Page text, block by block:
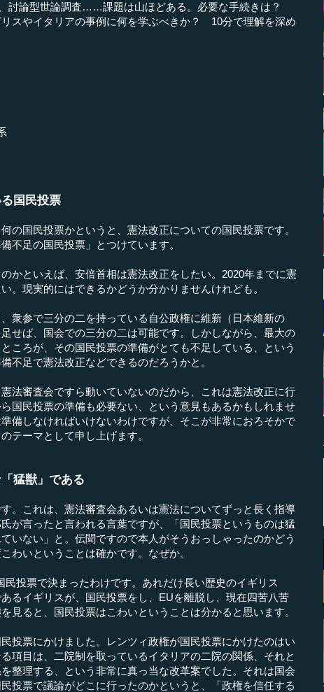
討論型世論調査……課題は山ほどある。必要な手続きは？
スやイタリアの事例に何を学ぶべきか？ 10分で理解を深め
国民投票
の国民投票かというと、憲法改正についての国民投票です。
不足の国民投票」とつけています。
かといえば、安倍首相は憲法改正をしたい。2020年までに憲
。現実的にはできるかどうか分かりませんけれども。
衆参で三分の二を持っている自公政権に維新（日本維新の
せば、国会での三分の二は可能です。しかしながら、最大の
ころが、その国民投票の準備がとても不足している、という
不足で憲法改正などできるのだろうかと。
法審査会ですら動いていないのだから、これは憲法改正に行
国民投票の準備も必要ない、という意見もあるかもしれませ
備しなければいけないわけですが、そこが非常におろそかで
テーマとして申し上げます。
猛獣」である
。これは、憲法審査会あるいは憲法についてずっと長く指導
が言ったと言われる言葉ですが、「国民投票というものは猛
いない」と。伝聞ですので本人がそうおっしゃったのかどう
わいということは確かです。なぜか。
投票で決まったわけです。あれだけ長い歴史のイギリス
るイギリスが、国民投票をし、EUを離脱し、現在四苦八苦
見ると、国民投票はこわいということは分かると思います。
投票にかけました。レンツィ政権が国民投票にかけたのはい
項目は、二院制を取っているイタリアの二院の関係、それと
整理する、という非常に真っ当な改革案でした。それは国会
投票で議論がどこに行ったのかというと、「政権を信任する